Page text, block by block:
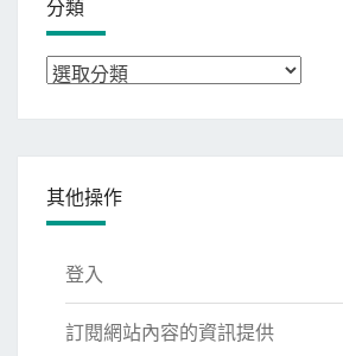
分類
分
其他操作
登入
訂閱網站內容的資訊提供